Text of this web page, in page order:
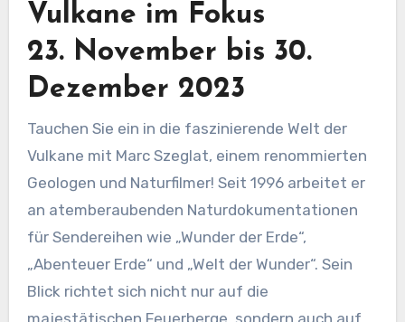
Vulkane im Fokus
23. November bis 30.
Dezember 2023
Tauchen Sie ein in die faszinierende Welt der
Vulkane mit Marc Szeglat, einem renommierten
Geologen und Naturfilmer! Seit 1996 arbeitet er
an atemberaubenden Naturdokumentationen
für Sendereihen wie „Wunder der Erde“,
„Abenteuer Erde“ und „Welt der Wunder“. Sein
Blick richtet sich nicht nur auf die
majestätischen Feuerberge, sondern auch auf